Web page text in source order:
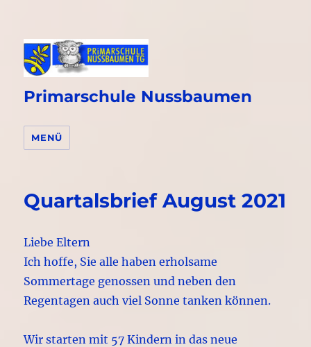
Primarschule Nussbaumen
MENÜ
Quartalsbrief August 2021
Liebe Eltern
Ich hoffe, Sie alle haben erholsame
Sommertage genossen und neben den
Regentagen auch viel Sonne tanken können.
Wir starten mit 57 Kindern in das neue